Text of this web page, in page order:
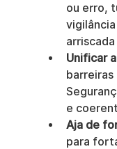
ou erro,
Unificar
barreiras
e
Aja de
para